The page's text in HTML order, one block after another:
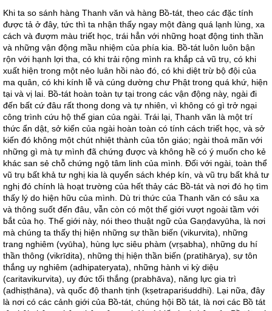
Khi ta so sánh hàng Thanh văn và hàng Bồ-tát, theo các đặc tính
được tả ở đây, tức thì ta nhận thấy ngay một đàng quá lạnh lùng, xa
cách và đượm màu triết học, trái hẳn với những hoạt động tinh thần
và những vận động mầu nhiệm của phía kia. Bồ-tát luôn luôn bận
rộn với hạnh lợi tha, có khi trải rộng mình ra khắp cả vũ trụ, có khi
xuất hiện trong một nẻo luân hồi nào đó, có khi diệt trừ bộ đội của
ma quân, có khi kính lễ và cúng dường chư Phật trong quá khứ, hiện
tại và vị lai. Bồ-tát hoàn toàn tự tại trong các vận động này, ngài đi
đến bất cứ đâu rất thong dong và tự nhiên, vì không có gì trở ngại
công trình cứu hộ thế gian của ngài. Trái lại, Thanh văn là một trí
thức ẩn dật, sở kiến của ngài hoàn toàn có tính cách triết học, và sở
kiến đó không một chút nhiệt thành của tôn giáo; ngài thoả mãn với
những gì mà tự mình đã chứng được và không hề có ý muốn cho kẻ
khác san sẻ chỗ chứng ngộ tâm linh của mình. Đối với ngài, toàn thể
vũ trụ bất khả tư nghị kia là quyển sách khép kín, và vũ trụ bất khả tư
nghị đó chính là hoạt trường của hết thảy các Bồ-tát và nơi đó họ tìm
thấy lý do hiện hữu của mình. Dù tri thức của Thanh văn có sâu xa
và thông suốt đến đâu, vẫn còn có một thế giới vượt ngoài tầm với
bắt của họ. Thế giới này, nói theo thuật ngữ của Gaṇḍavyūha, là nơi
mà chúng ta thấy thị hiện những sự thần biến (vikurvita), những
trang nghiêm (vyūha), hùng lực siêu phàm (vṛṣabha), những du hí
thần thông (vikrīdita), những thị hiện thần biến (pratihārya), sự tôn
thắng uy nghiêm (adhipateryata), những hành vi kỳ diệu
(caritavikurvita), uy đức tối thắng (prabhāva), năng lực gia trì
(adhiṣṭhāna), và quốc độ thanh tịnh (kṣetrapariśuddhi). Lại nữa, đây
là nơi có các cảnh giới của Bồ-tát, chúng hội Bồ tát, là nơi các Bồ tát